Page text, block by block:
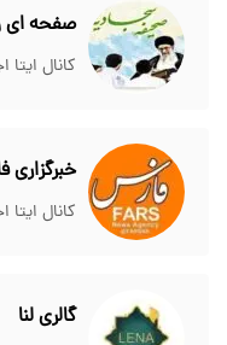
صفحه ای
کانال
خبرگزاری
کانال ایتا
گالری لنا